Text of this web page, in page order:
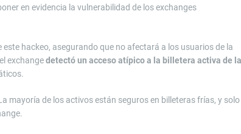
en evidencia la vulnerabilidad de los exchanges
este hackeo, asegurando que no afectará a los usuarios de la
exchangedetectó un acceso atípico a la billetera activa de la
mayoría de los activos están seguros en billeteras frías, y solo